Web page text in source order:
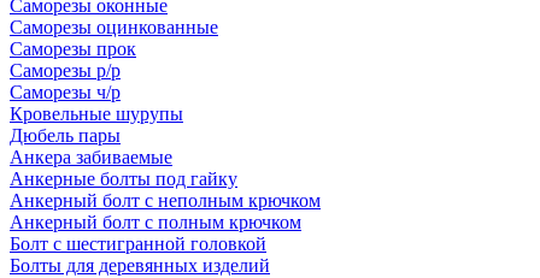
Саморезы оконные
Саморезы оцинкованные
Саморезы прок
Саморезы р/р
Саморезы ч/р
Кровельные шурупы
Дюбель пары
Анкера забиваемые
Анкерные болты под гайку
Анкерный болт с неполным крючком
Анкерный болт с полным крючком
Болт с шестигранной головкой
Болты для деревянных изделий